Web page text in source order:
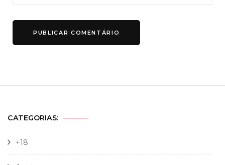
CATEGORIAS:
+18